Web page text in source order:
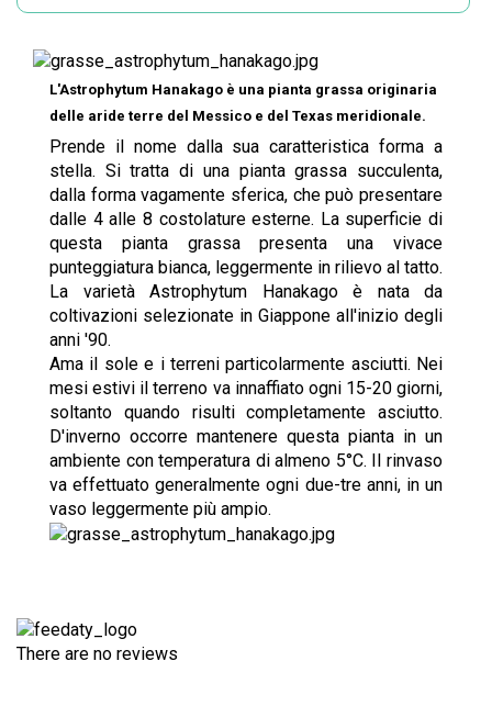
L'Astrophytum Hanakago è una pianta grassa originaria
delle aride terre del Messico e del Texas meridionale.
Prende il nome dalla sua caratteristica forma a
stella. Si tratta di una pianta grassa succulenta,
dalla forma vagamente sferica, che può presentare
dalle 4 alle 8 costolature esterne. La superficie di
questa pianta grassa presenta una vivace
punteggiatura bianca, leggermente in rilievo al tatto.
La varietà Astrophytum Hanakago è nata da
coltivazioni selezionate in Giappone all'inizio degli
anni '90.
Ama il sole e i terreni particolarmente asciutti. Nei
mesi estivi il terreno va innaffiato ogni 15-20 giorni,
soltanto quando risulti completamente asciutto.
D'inverno occorre mantenere questa pianta in un
ambiente con temperatura di almeno 5°C. Il rinvaso
va effettuato generalmente ogni due-tre anni, in un
vaso leggermente più ampio.
There are no reviews